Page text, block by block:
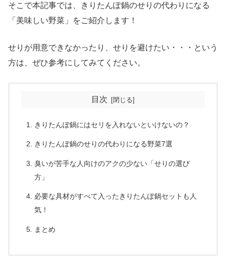
そこで本記事では、きりたんぽ鍋のせりの代わりになる
「美味しい野菜」をご紹介します！
せりが用意できなかったり、せりを避けたい・・・という
方は、ぜひ参考にしてみてください。
目次
きりたんぽ鍋にはセリを入れないといけないの？
きりたんぽ鍋のせりの代わりになる野菜7選
臭いが苦手な人向けのアクの少ない「せりの選び
方」
必要な具材がすべて入ったきりたんぽ鍋セットも人
気！
まとめ